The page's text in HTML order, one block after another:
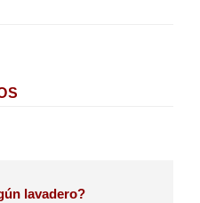
lavadero?